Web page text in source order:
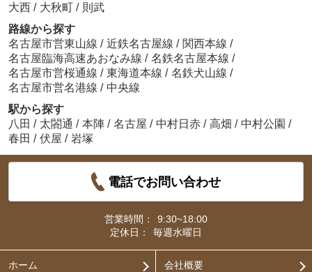
大西 / 大秋町 / 則武
路線から探す
名古屋市営東山線 / 近鉄名古屋線 / 関西本線 /
名古屋臨海高速あおなみ線 / 名鉄名古屋本線 /
名古屋市営桜通線 / 東海道本線 / 名鉄犬山線 /
名古屋市営名港線 / 中央線
駅から探す
八田 / 太閤通 / 本陣 / 名古屋 / 中村日赤 / 高畑 / 中村公園 /
春田 / 伏屋 / 岩塚
電話でお問い合わせ
営業時間：
9:30~18:00
定休日：
毎週水曜日
ホーム 会社概要